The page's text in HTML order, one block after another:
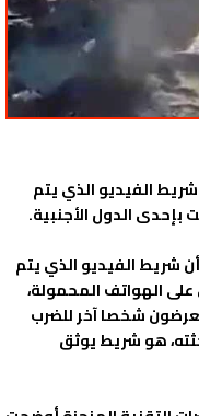
الفيديو الذي يتم
الدول الأجنبية.
شريط الفيديو الذي يتم
على الهواتف المحمولة،
شخصا آخر للضرب
هو شريط يوثق